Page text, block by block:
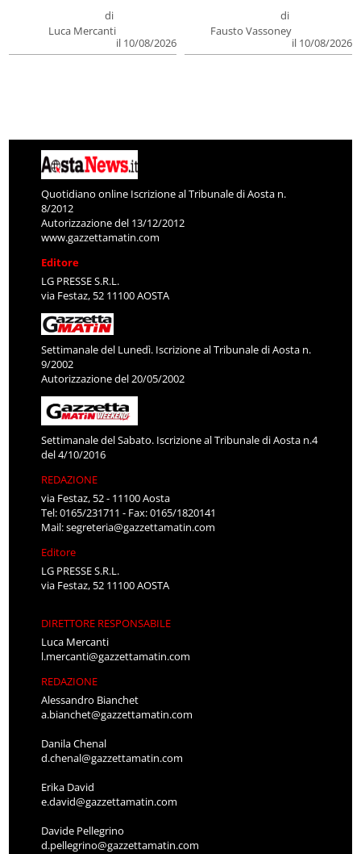
di
Luca Mercanti
il 10/08/2026
di
Fausto Vassoney
il 10/08/2026
Quotidiano online Iscrizione al Tribunale di Aosta n.
8/2012
Autorizzazione del 13/12/2012
www.gazzettamatin.com
Editore
LG PRESSE S.R.L.
via Festaz, 52 11100 AOSTA
Settimanale del Lunedì. Iscrizione al Tribunale di Aosta n.
9/2002
Autorizzazione del 20/05/2002
Settimanale del Sabato. Iscrizione al Tribunale di Aosta n.4
del 4/10/2016
REDAZIONE
via Festaz, 52 - 11100 Aosta
Tel: 0165/231711 - Fax: 0165/1820141
Mail:segreteria@gazzettamatin.com
Editore
LG PRESSE S.R.L.
via Festaz, 52 11100 AOSTA
DIRETTORE RESPONSABILE
Luca Mercanti
l.mercanti@gazzettamatin.com
REDAZIONE
Alessandro Bianchet
a.bianchet@gazzettamatin.com
Danila Chenal
d.chenal@gazzettamatin.com
Erika David
e.david@gazzettamatin.com
Davide Pellegrino
d.pellegrino@gazzettamatin.com